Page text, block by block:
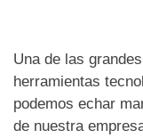
Una de las
herramientas
podemos echar
de nuestra